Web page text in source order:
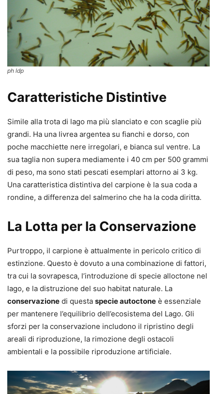
ph ldp
Caratteristiche Distintive
Simile alla trota di lago ma più slanciato e con scaglie più
grandi. Ha una livrea argentea su fianchi e dorso, con
poche macchiette nere irregolari, e bianca sul ventre. La
sua taglia non supera mediamente i 40 cm per 500 grammi
di peso, ma sono stati pescati esemplari attorno ai 3 kg.
Una caratteristica distintiva del carpione è la sua coda a
rondine, a differenza del salmerino che ha la coda diritta.
La Lotta per la Conservazione
Purtroppo, il carpione è attualmente in pericolo critico di
estinzione. Questo è dovuto a una combinazione di fattori,
tra cui la sovrapesca, l’introduzione di specie alloctone nel
lago, e la distruzione del suo habitat naturale. La
conservazione di questa specie autoctone è essenziale
per mantenere l’equilibrio dell’ecosistema del Lago. Gli
sforzi per la conservazione includono il ripristino degli
areali di riproduzione, la rimozione degli ostacoli
ambientali e la possibile riproduzione artificiale.